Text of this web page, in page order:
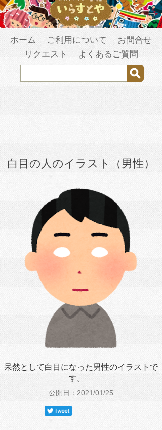
ホーム ご利用について
お問合せ
リクエスト
よくあるご質問
白目の人のイラスト（男性）
呆然として白目になった男性のイラストで
す。
公開日：2021/01/25